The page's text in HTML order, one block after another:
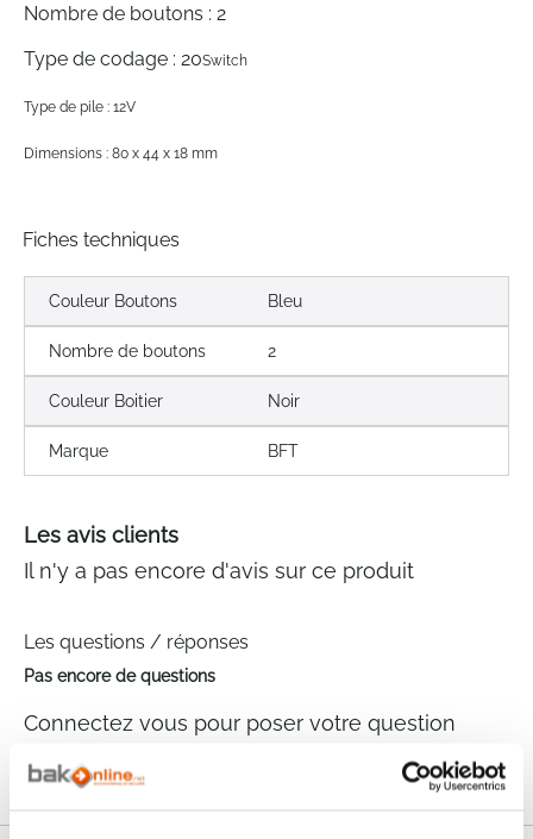
Nombre de boutons : 2
Type de codage : 20Switch
Type de pile : 12V
Dimensions : 80 x 44 x 18 mm
Fiches techniques
Couleur Boutons Bleu
Nombre de boutons 2
Couleur Boitier Noir
Marque BFT
Les avis clients
Il n'y a pas encore d'avis sur ce produit
Les questions / réponses
Pas encore de questions
Connectez vous pour poser votre question